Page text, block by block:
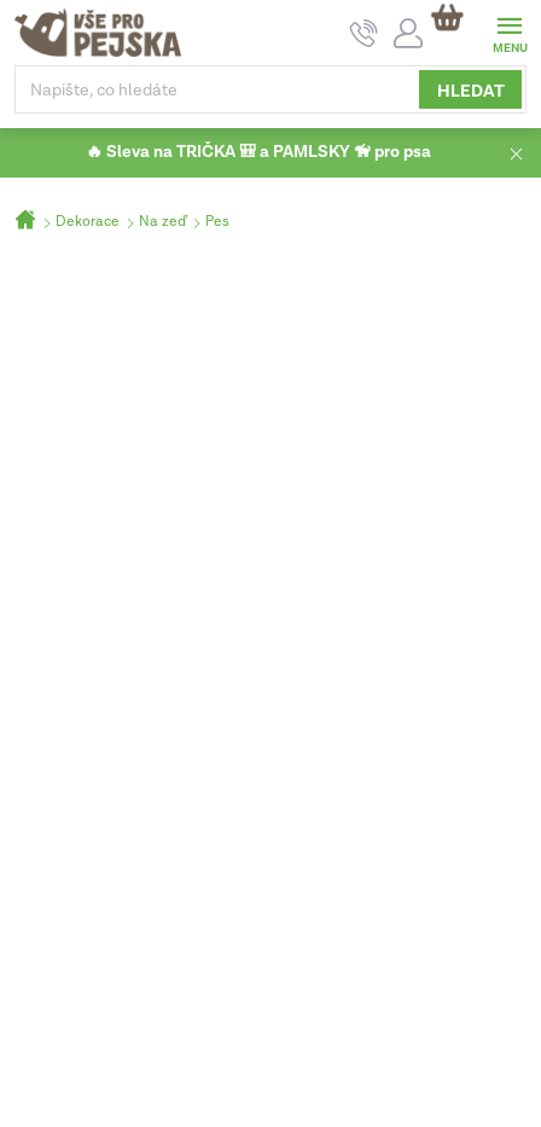
Přejít
obsah
HLEDAT
NÁKUPNÍ
KOŠÍK
🔥 Sleva na TRIČKA 🎒 a PAMLSKY 🦮 pro psa
DomůDekorace Na zeď Pes